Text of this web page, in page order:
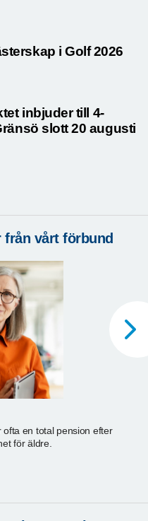
i Golf 2026
inbjuder till 4-
slott 20 augusti
från vårt förbund
en total pension efter
för äldre.